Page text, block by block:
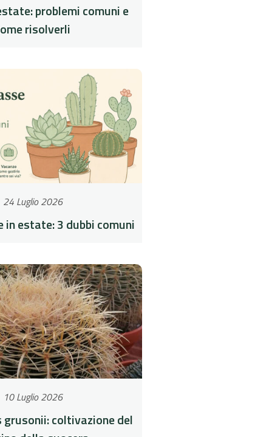
problemi comuni e
risolverli
in estate: 3 dubbi comuni
24 Luglio 2026
grusonii: coltivazione del
10 Luglio 2026